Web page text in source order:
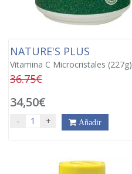
NATURE'S PLUS
Vitamina C Microcristales (227g)
36.75€
34,50€
- + Añadir